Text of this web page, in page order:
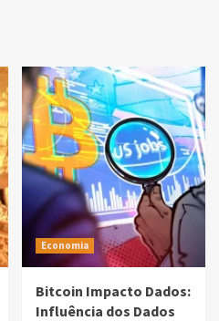
Economia
Bitcoin Impacto Dados:
Influência dos Dados